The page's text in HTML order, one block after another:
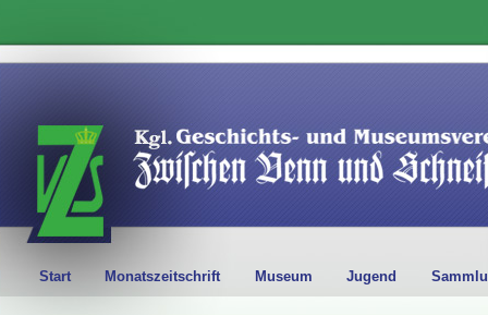
Start Monatszeitschrift Museum Jugend